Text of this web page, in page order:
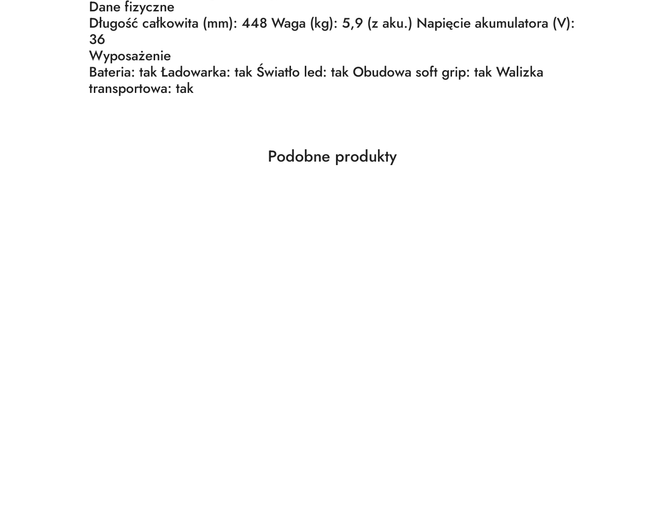
Dane fizyczne
Długość całkowita (mm): 448 Waga (kg): 5,9 (z aku.) Napięcie akumulatora (V):
36
Wyposażenie
Bateria: tak Ładowarka: tak Światło led: tak Obudowa soft grip: tak Walizka
transportowa: tak
Produkty
Podobne produkty